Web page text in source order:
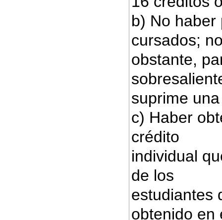
b) No
cursados;
obstante,
suprime
c) Haber
crédito
individual
de los
estudiantes
obtenido en